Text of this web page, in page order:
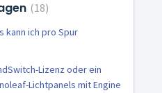
18
kann ich pro Spur
Lizenz oder ein
Lichtpanels mit Engine